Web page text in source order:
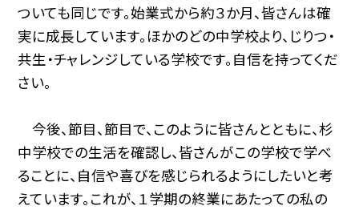
ついても同じです。始業式から約３か月、皆さんは確
実に成長しています。ほかのどの中学校より、じりつ・
共生・チャレンジしている学校です。自信を持ってくだ
さい。
今後、節目、節目で、このように皆さんとともに、杉
中学校での生活を確認し、皆さんがこの学校で学べ
ることに、自信や喜びを感じられるようにしたいと考
えています。これが、１学期の終業にあたっての私の